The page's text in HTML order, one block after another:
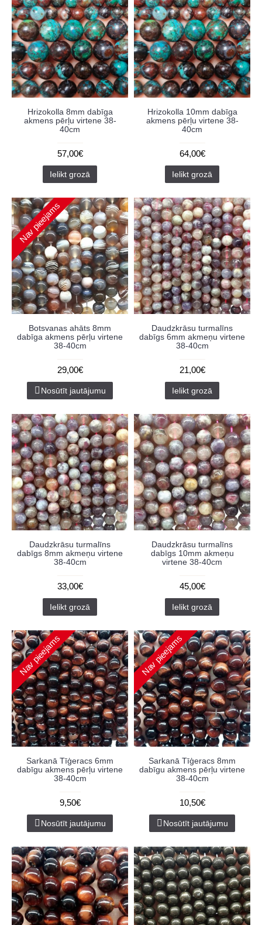
Hrizokolla 8mm dabīga
akmens pērļu virtene 38-
40cm
57,00€
Ielikt grozā
Hrizokolla 10mm dabīga
akmens pērļu virtene 38-
40cm
64,00€
Ielikt grozā
Nav pieejams
Botsvanas ahāts 8mm
dabīga akmens pērļu virtene
38-40cm
29,00€
Nosūtīt jautājumu
Daudzkrāsu turmalīns
dabīgs 6mm akmeņu virtene
38-40cm
21,00€
Ielikt grozā
Daudzkrāsu turmalīns
dabīgs 8mm akmeņu virtene
38-40cm
33,00€
Ielikt grozā
Daudzkrāsu turmalīns
dabīgs 10mm akmeņu
virtene 38-40cm
45,00€
Ielikt grozā
Nav pieejams
Sarkanā Tīģeracs 6mm
dabīgu akmens pērļu virtene
38-40cm
9,50€
Nosūtīt jautājumu
Nav pieejams
Sarkanā Tīģeracs 8mm
dabīgu akmens pērļu virtene
38-40cm
10,50€
Nosūtīt jautājumu